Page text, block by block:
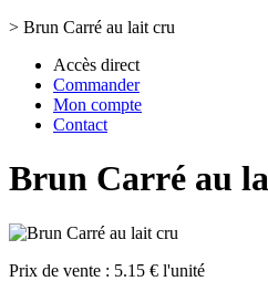
> Brun Carré au lait cru
Accès direct
Commander
Mon compte
Contact
Brun Carré au
Prix de vente : 5.15 € l'unité